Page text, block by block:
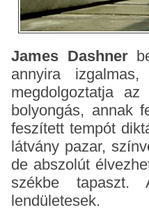
James Dashner
annyira
megdolgoztatja
bolyongás, annak
feszített tempót
látvány pazar,
de abszolút
székbe tapaszt.
lendületesek.